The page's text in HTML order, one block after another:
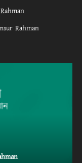
Rahman